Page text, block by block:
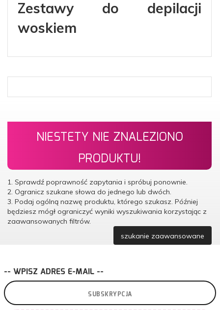
Zestawy do depilacji
woskiem
NIESTETY NIE ZNALEZIONO
PRODUKTU!
1. Sprawdź poprawność zapytania i spróbuj ponownie.
2. Ogranicz szukane słowa do jednego lub dwóch.
3. Podaj ogólną nazwę produktu, którego szukasz. Później
będziesz mógł ograniczyć wyniki wyszukiwania korzystając z
zaawansowanych filtrów.
szukanie zaawansowane
-- WPISZ ADRES E-MAIL --